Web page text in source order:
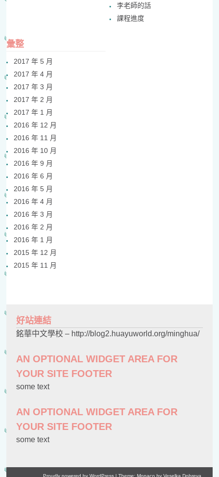
李老師的話
課程進度
彙整
2017 年 5 月
2017 年 4 月
2017 年 3 月
2017 年 2 月
2017 年 1 月
2016 年 12 月
2016 年 11 月
2016 年 10 月
2016 年 9 月
2016 年 6 月
2016 年 5 月
2016 年 4 月
2016 年 3 月
2016 年 2 月
2016 年 1 月
2015 年 12 月
2015 年 11 月
好站連結
銘華中文學校 – http://blog2.huayuworld.org/minghua/
AN OPTIONAL WIDGET AREA FOR
YOUR SITE FOOTER
some text
AN OPTIONAL WIDGET AREA FOR
YOUR SITE FOOTER
some text
Proudly powered by WordPress | Theme: Monaco by Veselka Dobreva